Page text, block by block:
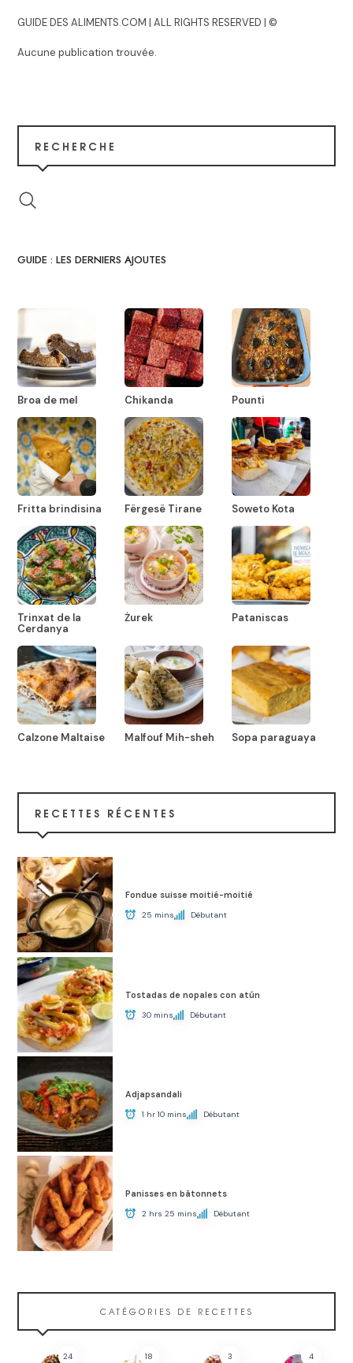
GUIDE DES ALIMENTS.COM | ALL RIGHTS RESERVED | ©
Aucune publication trouvée.
RECHERCHE
GUIDE : LES DERNIERS AJOUTES
Broa de mel Chikanda Pounti
Fritta brindisina Fërgesë Tirane Soweto Kota
Trinxat de la
Cerdanya
Żurek Pataniscas
Calzone Maltaise Malfouf Mih-sheh Sopa paraguaya
RECETTES RÉCENTES
Fondue suisse moitié-moitié
25 mins Débutant
Tostadas de nopales con atún
30 mins Débutant
Adjapsandali
1 hr 10 mins Débutant
Panisses en bâtonnets
2 hrs 25 mins Débutant
CATÉGORIES DE RECETTES
24 18 3 4